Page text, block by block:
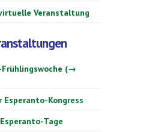
Veranstaltung
Frühlingswoche (→
Esperanto-Kongress
Tage